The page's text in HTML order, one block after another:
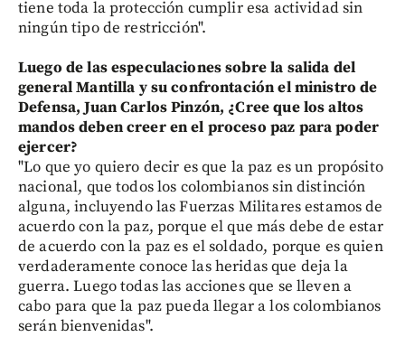
tiene toda la protección cumplir esa actividad sin
ningún tipo de restricción".
Luego de las especulaciones sobre la salida del
general Mantilla y su confrontación el ministro de
Defensa, Juan Carlos Pinzón, ¿Cree que los altos
mandos deben creer en el proceso paz para poder
ejercer?
"Lo que yo quiero decir es que la paz es un propósito
nacional, que todos los colombianos sin distinción
alguna, incluyendo las Fuerzas Militares estamos de
acuerdo con la paz, porque el que más debe de estar
de acuerdo con la paz es el soldado, porque es quien
verdaderamente conoce las heridas que deja la
guerra. Luego todas las acciones que se lleven a
cabo para que la paz pueda llegar a los colombianos
serán bienvenidas".